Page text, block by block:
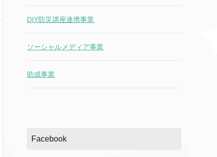
DIY防災講座連携事業
ソーシャルメディア事業
助成事業
Facebook